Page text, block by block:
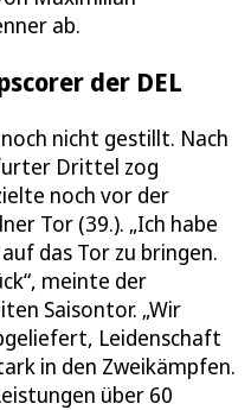
ab.
der DEL
nicht gestillt. Nach
Drittel zog
noch vor der
Tor (39.). „Ich habe
das Tor zu bringen.
meinte der
Saisontor. „Wir
Leidenschaft
in den Zweikämpfen.
über 60